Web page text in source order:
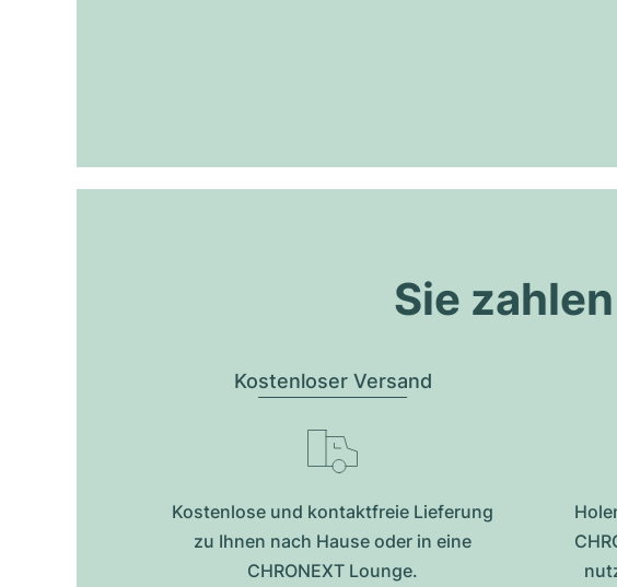
Sie
Kostenloser Versand
Kostenlose und kontaktfreie Lieferung
zu Ihnen nach Hause oder in eine
CHRONEXT Lounge.